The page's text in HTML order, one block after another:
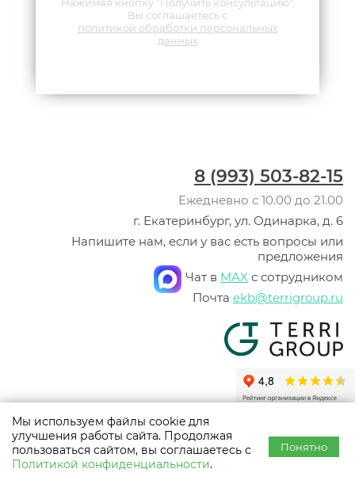
Вы соглашаетесь с
политикой обработки персональных
данных
© ООО «Терри Групп», 2003 -
Политика конфиденциальности
Использование материалов сайта разрешено только с предварительного
согласия правообладателей. Все права на материалы принадлежат их
8 (993) 503-82-15
Ежедневно с 10.00 до 21.00
г. Екатеринбург, ул. Одинарка, д. 6
Напишите нам, если у вас есть вопросы или
предложения
Чат в MAX с сотрудником
Почта ekb@terrigroup.ru
Мы используем файлы cookie для
улучшения работы сайта. Продолжая
пользоваться сайтом, вы соглашаетесь с
Политикой конфиденциальности.
Понятно